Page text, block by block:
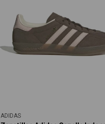
ADIDAS